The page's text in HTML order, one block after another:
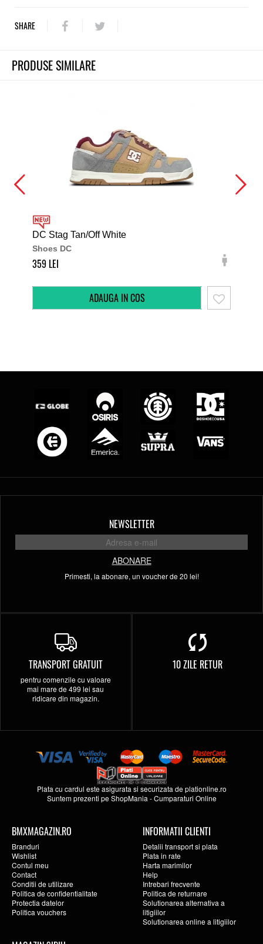
SHARE
PRODUSE SIMILARE
DC Stag Tan/Off White
Shoes DC
359
NEWSLETTER
ABONARE
Primesti, la abonare, un voucher de 20 lei!
TRANSPORT GRATUIT
pentru comenzile cu valoare
mai mare de 499 lei sau
ridicare din magazin.
10 ZILE RETUR
Plata cu cardul este asigurata si securizata deplationline.ro
Suntem prezenti peShopMania -Cumparaturi Online
BMXMAGAZIN.RO
Branduri
Wishlist
Contul meu
Contact
Conditii de utilizare
Politica de confidentialitate
Protectia datelor
Politica vouchers
INFORMATII CLIENTI
Detalii transport si plata
Plata in rate
Harta marimilor
Help
Intrebari frecvente
Politica de returnare
Solutionarea alternativa a
litigiilor
Solutionarea online a litigiilor